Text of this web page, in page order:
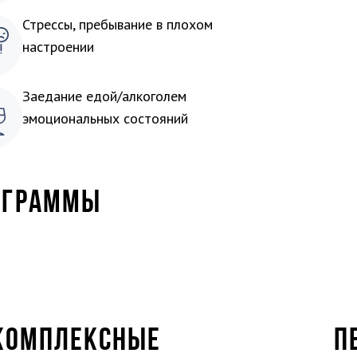
Стрессы, пребывание в плохом
настроении
Заедание едой/алкоголем
эмоциональных состояний